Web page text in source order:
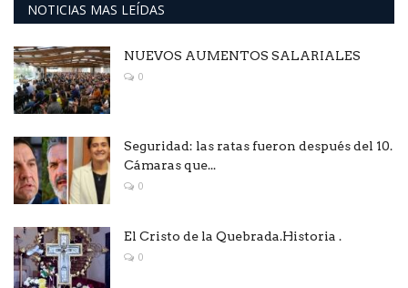
NOTICIAS MAS LEÍDAS
NUEVOS AUMENTOS SALARIALES
0
Seguridad: las ratas fueron después del 10.
Cámaras que...
0
El Cristo de la Quebrada.Historia .
0